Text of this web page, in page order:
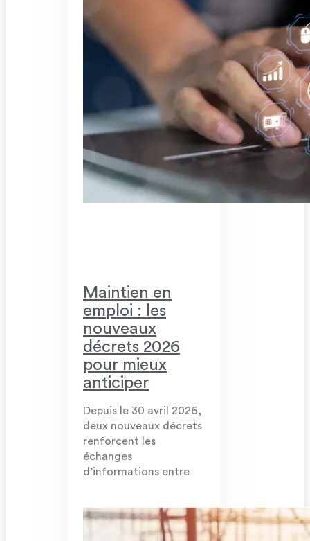
Maintien en
emploi : les
nouveaux
décrets 2026
pour mieux
anticiper
Depuis le 30 avril 2026,
deux nouveaux décrets
renforcent les
échanges
d’informations entre